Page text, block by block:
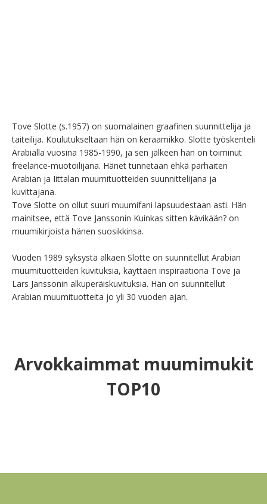
Tove Slotte (s.1957) on suomalainen graafinen suunnittelija ja
taiteilija. Koulutukseltaan hän on keraamikko. Slotte työskenteli
Arabialla vuosina 1985-1990, ja sen jälkeen hän on toiminut
freelance-muotoilijana. Hänet tunnetaan ehkä parhaiten
Arabian ja Iittalan muumituotteiden suunnittelijana ja
kuvittajana.
Tove Slotte on ollut suuri muumifani lapsuudestaan asti. Hän
mainitsee, että Tove Janssonin Kuinkas sitten kävikään? on
muumikirjoista hänen suosikkinsa.
Vuoden 1989 syksystä alkaen Slotte on suunnitellut Arabian
muumituotteiden kuvituksia, käyttäen inspiraationa Tove ja
Lars Janssonin alkuperäiskuvituksia. Hän on suunnitellut
Arabian muumituotteita jo yli 30 vuoden ajan.
Arvokkaimmat muumimukit
TOP10